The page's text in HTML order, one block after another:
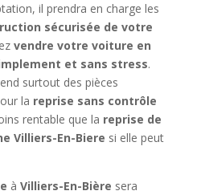
il prendra en charge les
sécurisée de votre
vendre votre voiture en
et sans stress.
surtout des pièces
la reprise sans contrôle
rentable que la reprise de
Villiers-En-Biere si elle peut
à Villiers-En-Bière sera